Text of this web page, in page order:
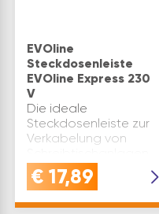
EVOline
Steckdosenleiste
EVOline Express 230
V
Die ideale
Steckdosenleiste zur
Verkabelung von
oder im Messebau
durchgangsverdrahtet
€ 17,89